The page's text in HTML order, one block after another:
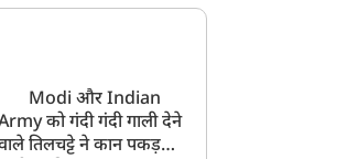
Modi और Indian
को गंदी गंदी गाली देने
तिलचट्टे ने कान पकड़कर